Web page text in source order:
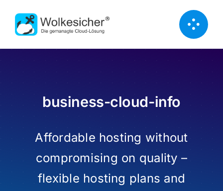
Inhalt
springen
business-cloud-info
Affordable hosting without
compromising on quality –
flexible hosting plans and